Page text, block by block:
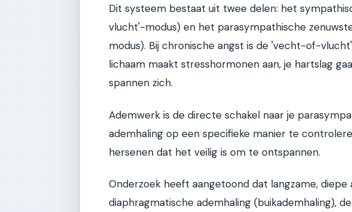
Dit systeem bestaat uit twee delen: het
vlucht'-modus) en het parasympathische
modus). Bij chronische angst is de 'vecht-of-
lichaam maakt stresshormonen aan, je hartslag
spannen zich.
Ademwerk is de directe schakel naar je
ademhaling op een specifieke manier te
hersenen dat het veilig is om te ontspannen.
Onderzoek heeft aangetoond dat langzame, diepe
diaphragmatische ademhaling (buikademhaling),